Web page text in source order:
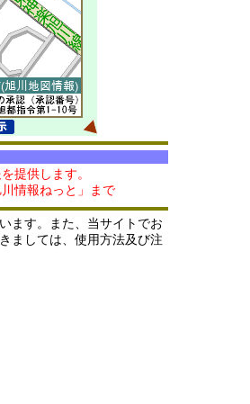
提供します。
情報ねっと」まで
ます。また、当サイトでお
ましては、使用方法及び注